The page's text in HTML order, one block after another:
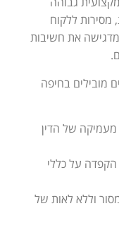
מסירות ללקוח
את חשיבות
מובילים בחיפה
של הדין
על כללי
מסור וללא לאות של